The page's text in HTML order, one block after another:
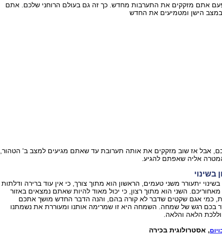
אתם מזקקים את התערבות מחדש. כך זה גם בעולם הרוחני שלכם. אתם
הישן ומטמיעים את החדש
אבל אז שוב מזקקים את אותה תערובת עד שאתם מגיעים למצב ב' הטהור,
אליה שאפתם להגיע.
בשינוי
בשינוי יתעורר משני טעמים, הראשון הוא מתוך צורך, כי אין עוד ברירה ודלתות
מאחוריכם. השני הוא מתוך רצון, כי יכול מאוד להיות שאתם נמצאים באזור
כמי אגם שקטים שדבר לא קורה בהם, והנה הדבר החדש מושך אתכם
בכם רגש של שמחה. השמחה היא זו שמרימה אותנו ומעוררת את נשמתנו
הלאה והלאה.
, אסטרולוגית בכירה